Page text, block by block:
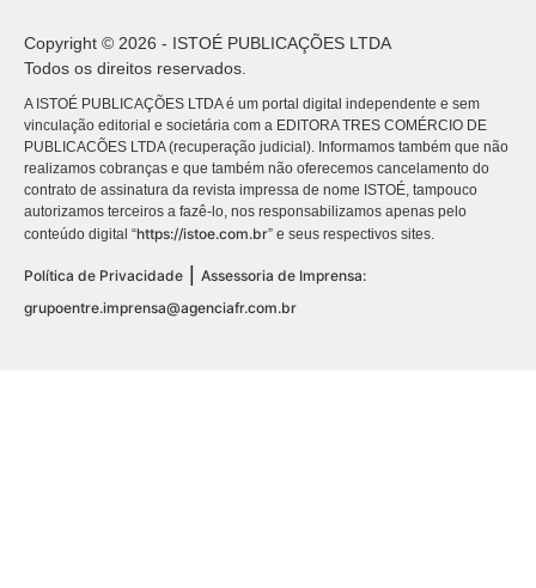
Copyright © 2026 - ISTOÉ PUBLICAÇÕES LTDA
Todos os direitos reservados.
A ISTOÉ PUBLICAÇÕES LTDA é um portal digital independente e sem
vinculação editorial e societária com a EDITORA TRES COMÉRCIO DE
PUBLICACÕES LTDA (recuperação judicial). Informamos também que não
realizamos cobranças e que também não oferecemos cancelamento do
contrato de assinatura da revista impressa de nome ISTOÉ, tampouco
autorizamos terceiros a fazê-lo, nos responsabilizamos apenas pelo
conteúdo digital “https://istoe.com.br” e seus respectivos sites.
Política de Privacidade | Assessoria de Imprensa:
grupoentre.imprensa@agenciafr.com.br